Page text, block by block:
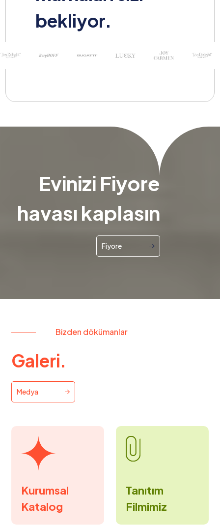
bekliyor.
Evinizi Fiyore
havası kaplasın
Fiyore
Bizden dökümanlar
Galeri.
Medya
Kurumsal
Katalog
Tanıtım
Filmimiz